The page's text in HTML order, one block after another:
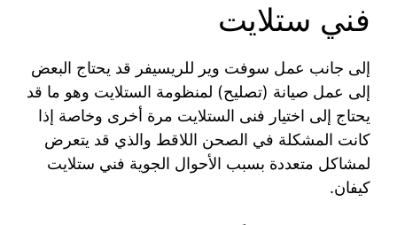
فني ستلايت
إلى جانب عمل سوفت وير للريسيفر قد يحتاج البعض
إلى عمل صيانة (تصليح) لمنظومة الستلايت وهو ما قد
يحتاج إلى اختيار فنى الستلايت مرة أخرى وخاصة إذا
كانت المشكلة في الصحن اللاقط والذي قد يتعرض
لمشاكل متعددة بسبب الأحوال الجوية فني ستلايت
كيفان.